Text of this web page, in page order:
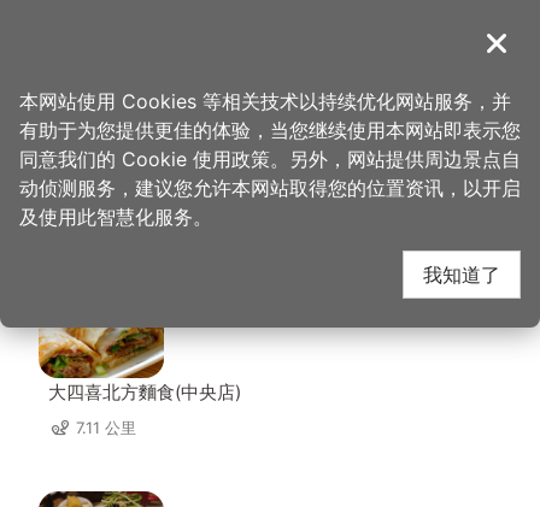
導覽
首页 > 想去的地方 > 住宿 > 和阳行馆
和阳行馆 周边店家
大四喜北方麵食(中央店)
7.11 公里
关闭
本网站使用 Cookies 等相关技术以持续优化网站服务，并
有助于为您提供更佳的体验，当您继续使用本网站即表示您
同意我们的 Cookie 使用政策。另外，网站提供周边景点自
动侦测服务，建议您允许本网站取得您的位置资讯，以开启
及使用此智慧化服务。
我知道了